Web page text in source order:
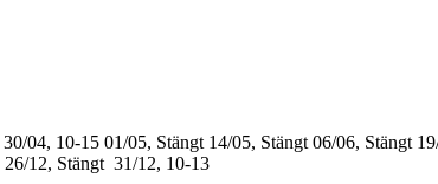
30/04, 10-15 01/05, Stängt 14/05, Stängt 06/06, Stängt
26/12, Stängt 31/12, 10-13